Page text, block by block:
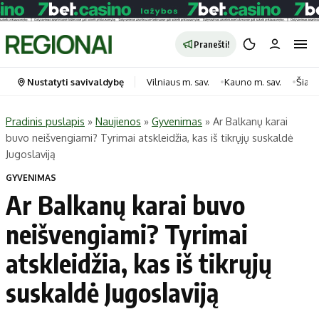
Pranešti!
Portalas
Naujausi
Regionai
Lietuva
Pasaulis
Politika
Kategorijos
Horoskopai
Laisvalaikis
Maistas
Sveikata
Technologijos
Nustatyti savivaldybę Vilniaus m. sav. Kauno m. sav.
Pradinis puslapis » Naujienos » Gyvenimas » Ar Balkanų karai
buvo neišvengiami? Tyrimai atskleidžia, kas iš tikrųjų suskaldė
Jugoslaviją
GYVENIMAS
Ar Balkanų karai buvo
neišvengiami? Tyrimai
atskleidžia, kas iš tikrųjų
suskaldė Jugoslaviją